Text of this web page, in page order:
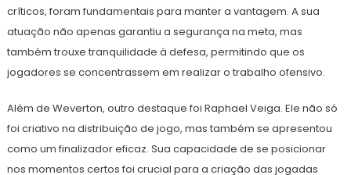
críticos, foram fundamentais para manter a vantagem. A sua
atuação não apenas garantiu a segurança na meta, mas
também trouxe tranquilidade à defesa, permitindo que os
jogadores se concentrassem em realizar o trabalho ofensivo.
Além de Weverton, outro destaque foi Raphael Veiga. Ele não só
foi criativo na distribuição de jogo, mas também se apresentou
como um finalizador eficaz. Sua capacidade de se posicionar
nos momentos certos foi crucial para a criação das jogadas